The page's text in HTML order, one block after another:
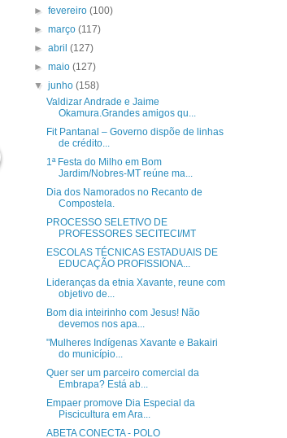
3
0 Viola Dy Anjos
Mato Grosso Sem
Fronteiras
Viola dy Anjos
22 visualizações
há 1 ano
►fevereiro(100)
►março(117)
►abril(127)
►maio(127)
▼junho(158)
Valdizar Andrade e Jaime
Okamura.Grandes amigos qu...
Fit Pantanal – Governo dispõe de linhas
de crédito...
1ª Festa do Milho em Bom
Jardim/Nobres-MT reúne ma...
Dia dos Namorados no Recanto de
Compostela.
PROCESSO SELETIVO DE
PROFESSORES SECITECI/MT
ESCOLAS TÉCNICAS ESTADUAIS DE
EDUCAÇÃO PROFISSIONA...
Lideranças da etnia Xavante, reune com
objetivo de...
Bom dia inteirinho com Jesus! Não
devemos nos apa...
"Mulheres Indígenas Xavante e Bakairi
do município...
Quer ser um parceiro comercial da
Embrapa? Está ab...
Empaer promove Dia Especial da
Piscicultura em Ara...
ABETA CONECTA - POLO